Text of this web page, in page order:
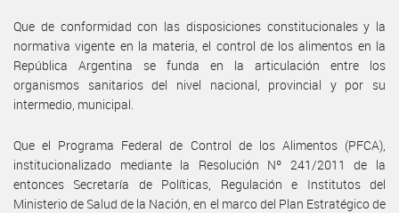
Que de conformidad con las disposiciones constitucionales y la
normativa vigente en la materia, el control de los alimentos en la
República Argentina se funda en la articulación entre los
organismos sanitarios del nivel nacional, provincial y por su
intermedio, municipal.
Que el Programa Federal de Control de los Alimentos (PFCA),
institucionalizado mediante la Resolución Nº 241/2011 de la
entonces Secretaría de Políticas, Regulación e Institutos del
Ministerio de Salud de la Nación, en el marco del Plan Estratégico de